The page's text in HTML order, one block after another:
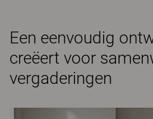
Een eenvoudig
creëert voor
vergaderingen